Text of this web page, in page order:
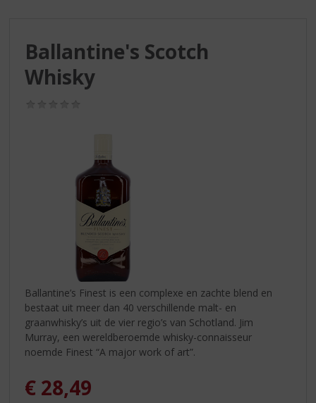
Ballantine's Scotch
Whisky
Ballantine’s Finest is een complexe en zachte blend en
bestaat uit meer dan 40 verschillende malt- en
graanwhisky’s uit de vier regio’s van Schotland. Jim
Murray, een wereldberoemde whisky-connaisseur
noemde Finest “A major work of art”.
€ 28,49